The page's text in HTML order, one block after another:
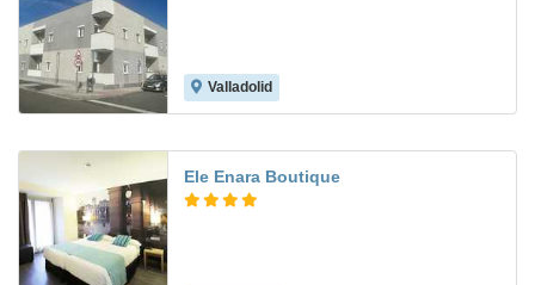
Valladolid
Ele Enara Boutique